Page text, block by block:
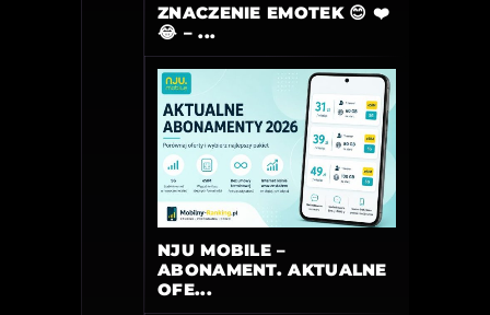
ZNACZENIE EMOTEK 😊 ❤️
😂 – ...
NJU MOBILE –
ABONAMENT. AKTUALNE
OFE...